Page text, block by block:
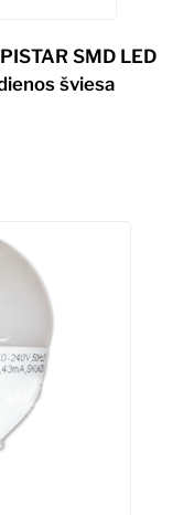
SMD LED
šviesa